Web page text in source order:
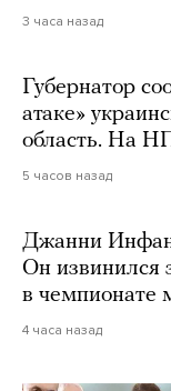
3 часа назад
Губернатор
атаке»
область. На
5 часов назад
Джанни
Он извинился
в чемпионате
4 часа назад